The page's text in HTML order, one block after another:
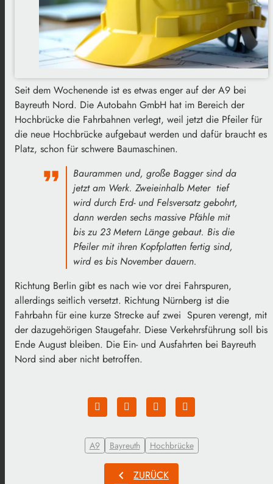
Seit dem Wochenende ist es etwas enger auf der A9 bei
Bayreuth Nord. Die Autobahn GmbH hat im Bereich der
Hochbrücke die Fahrbahnen verlegt, weil jetzt die Pfeiler für
die neue Hochbrücke aufgebaut werden und dafür braucht es
Platz, schon für schwere Baumaschinen.
Baurammen und, große Bagger sind da
jetzt am Werk. Zweieinhalb Meter tief
wird durch Erd- und Felsversatz gebohrt,
dann werden sechs massive Pfähle mit
bis zu 23 Metern Länge gebaut. Bis die
Pfeiler mit ihren Kopfplatten fertig sind,
wird es bis November dauern.
Richtung Berlin gibt es nach wie vor drei Fahrspuren,
allerdings seitlich versetzt. Richtung Nürnberg ist die
Fahrbahn für eine kurze Strecke auf zwei Spuren verengt, mit
der dazugehörigen Staugefahr. Diese Verkehrsführung soll bis
Ende August bleiben. Die Ein- und Ausfahrten bei Bayreuth
Nord sind aber nicht betroffen.
A9 Bayreuth Hochbrücke
chevron_left ZURÜCK